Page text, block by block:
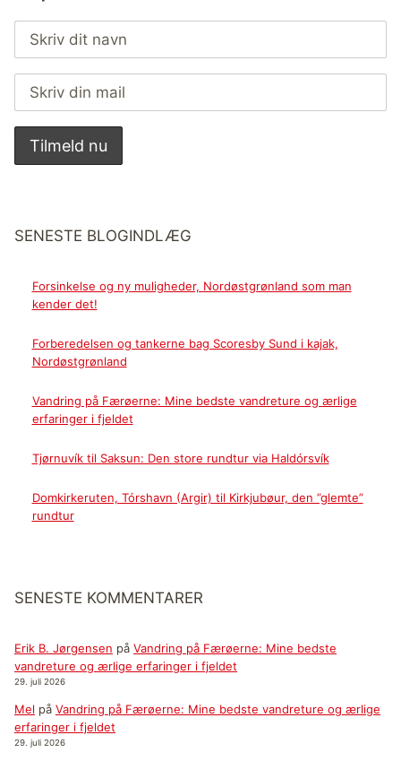
SENESTE BLOGINDLÆG
Forsinkelse og ny muligheder, Nordøstgrønland som man
kender det!
Forberedelsen og tankerne bag Scoresby Sund i kajak,
Nordøstgrønland
Vandring på Færøerne: Mine bedste vandreture og ærlige
erfaringer i fjeldet
Tjørnuvík til Saksun: Den store rundtur via Haldórsvík
Domkirkeruten, Tórshavn (Argir) til Kirkjubøur, den ”glemte”
rundtur
SENESTE KOMMENTARER
Erik B. Jørgensen på Vandring på Færøerne: Mine bedste
vandreture og ærlige erfaringer i fjeldet
29. juli 2026
Mel på Vandring på Færøerne: Mine bedste vandreture og ærlige
erfaringer i fjeldet
29. juli 2026